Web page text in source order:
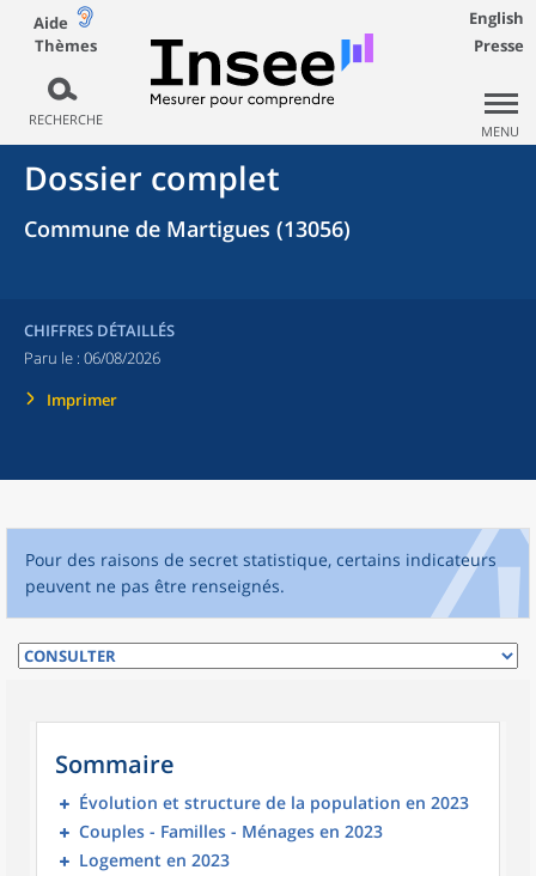
Aide
Thèmes
RECHERCHE
English
Presse
MENU
Dossier complet
Commune de Martigues (13056)
CHIFFRES DÉTAILLÉS
Paru le : 06/08/2026
Imprimer
Pour des raisons de secret statistique, certains indicateurs
peuvent ne pas être renseignés.
Sommaire
Évolution et structure de la population en 2023
Couples - Familles - Ménages en 2023
Logement en 2023